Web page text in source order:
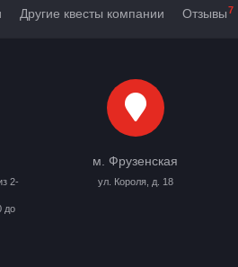
Другие квесты компании Отзывы7
2-
до
м. Фрузенская
ул. Короля, д. 18